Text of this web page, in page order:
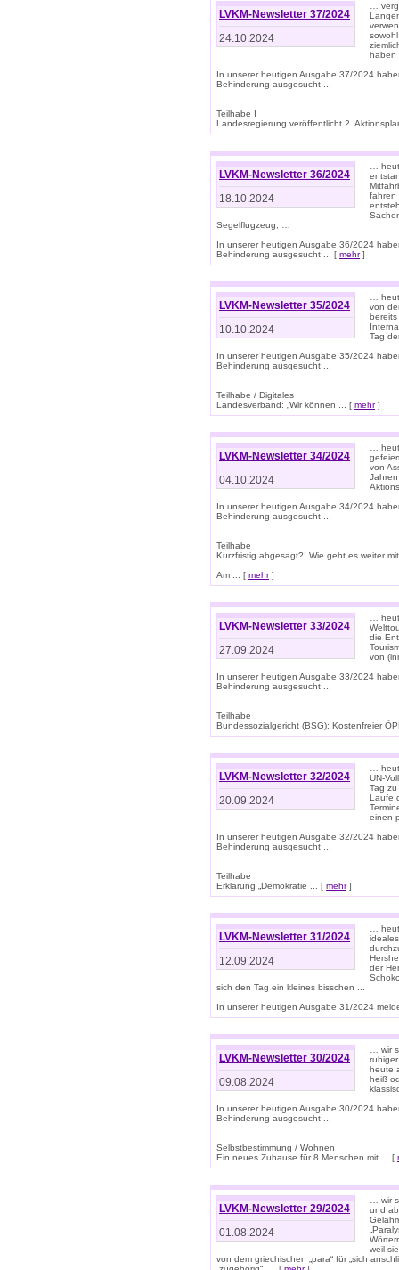
LVKM-Newsletter 37/2024
24.10.2024
…
In unserer heutigen Ausgabe 37/2024
Behinderung ausgesucht ...
Teilhabe I
Landesregierung veröffentlicht 2.
LVKM-Newsletter 36/2024
18.10.2024
…
fahren
Segelflugzeug, …
In unserer heutigen Ausgabe 36/2024
Behinderung ausgesucht ... [ mehr]
LVKM-Newsletter 35/2024
10.10.2024
…
von
bereits
Tag
In unserer heutigen Ausgabe 35/2024
Behinderung ausgesucht ...
Teilhabe / Digitales
Landesverband: „Wir können ... [ mehr]
LVKM-Newsletter 34/2024
04.10.2024
…
von
In unserer heutigen Ausgabe 34/2024
Behinderung ausgesucht ...
Teilhabe
Kurzfristig abgesagt?! Wie geht es weiter
-------------------------------------------
Am ... [ mehr]
LVKM-Newsletter 33/2024
27.09.2024
…
die
von
In unserer heutigen Ausgabe 33/2024
Behinderung ausgesucht ...
Teilhabe
Bundessozialgericht (BSG): Kostenfreier
LVKM-Newsletter 32/2024
20.09.2024
…
UN-
Tag
Laufe
einen
In unserer heutigen Ausgabe 32/2024
Behinderung ausgesucht ...
Teilhabe
Erklärung „Demokratie ... [ mehr]
LVKM-Newsletter 31/2024
12.09.2024
…
der
sich den Tag ein kleines bisschen ...
In unserer heutigen Ausgabe 31/2024
LVKM-Newsletter 30/2024
09.08.2024
… wir
heute
heiß
In unserer heutigen Ausgabe 30/2024
Behinderung ausgesucht ...
Selbstbestimmung / Wohnen
Ein neues Zuhause für 8 Menschen mit ... [
LVKM-Newsletter 29/2024
01.08.2024
… wir
und
weil
von dem griechischen „para“ für „sich